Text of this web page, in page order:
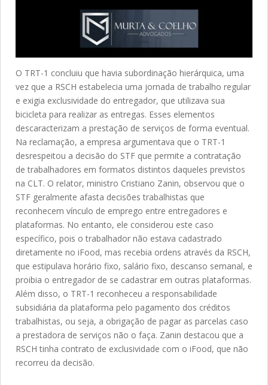
O TRT-1 concluiu que havia subordinação hierárquica, uma
vez que a RSCH estabelecia uma jornada de trabalho regular
e exigia exclusividade do entregador, que utilizava sua
bicicleta para realizar as entregas. Esses elementos
descaracterizam a prestação de serviços de forma eventual.
Na reclamação, a empresa argumentava que o TRT-1
desrespeitou a decisão do STF que permite a contratação
de trabalhadores em formatos distintos daqueles previstos
na CLT. O relator, ministro Cristiano Zanin, observou que o
STF geralmente afasta decisões trabalhistas que
reconhecem vínculo de emprego entre entregadores e
plataformas. No entanto, ele considerou este caso
específico, pois o trabalhador não estava cadastrado
diretamente no iFood, mas recebia ordens através da RSCH,
que estipulava horário fixo, salário fixo, descanso semanal, e
proibia o entregador de se cadastrar em outras plataformas.
Além disso, o TRT-1 reconheceu a responsabilidade
subsidiária da plataforma pelo pagamento dos créditos
trabalhistas, ou seja, a obrigação de pagar as parcelas caso
a prestadora de serviços não o faça. Zanin destacou que a
RSCH tinha contrato de exclusividade com o iFood, que não
recorreu da decisão.